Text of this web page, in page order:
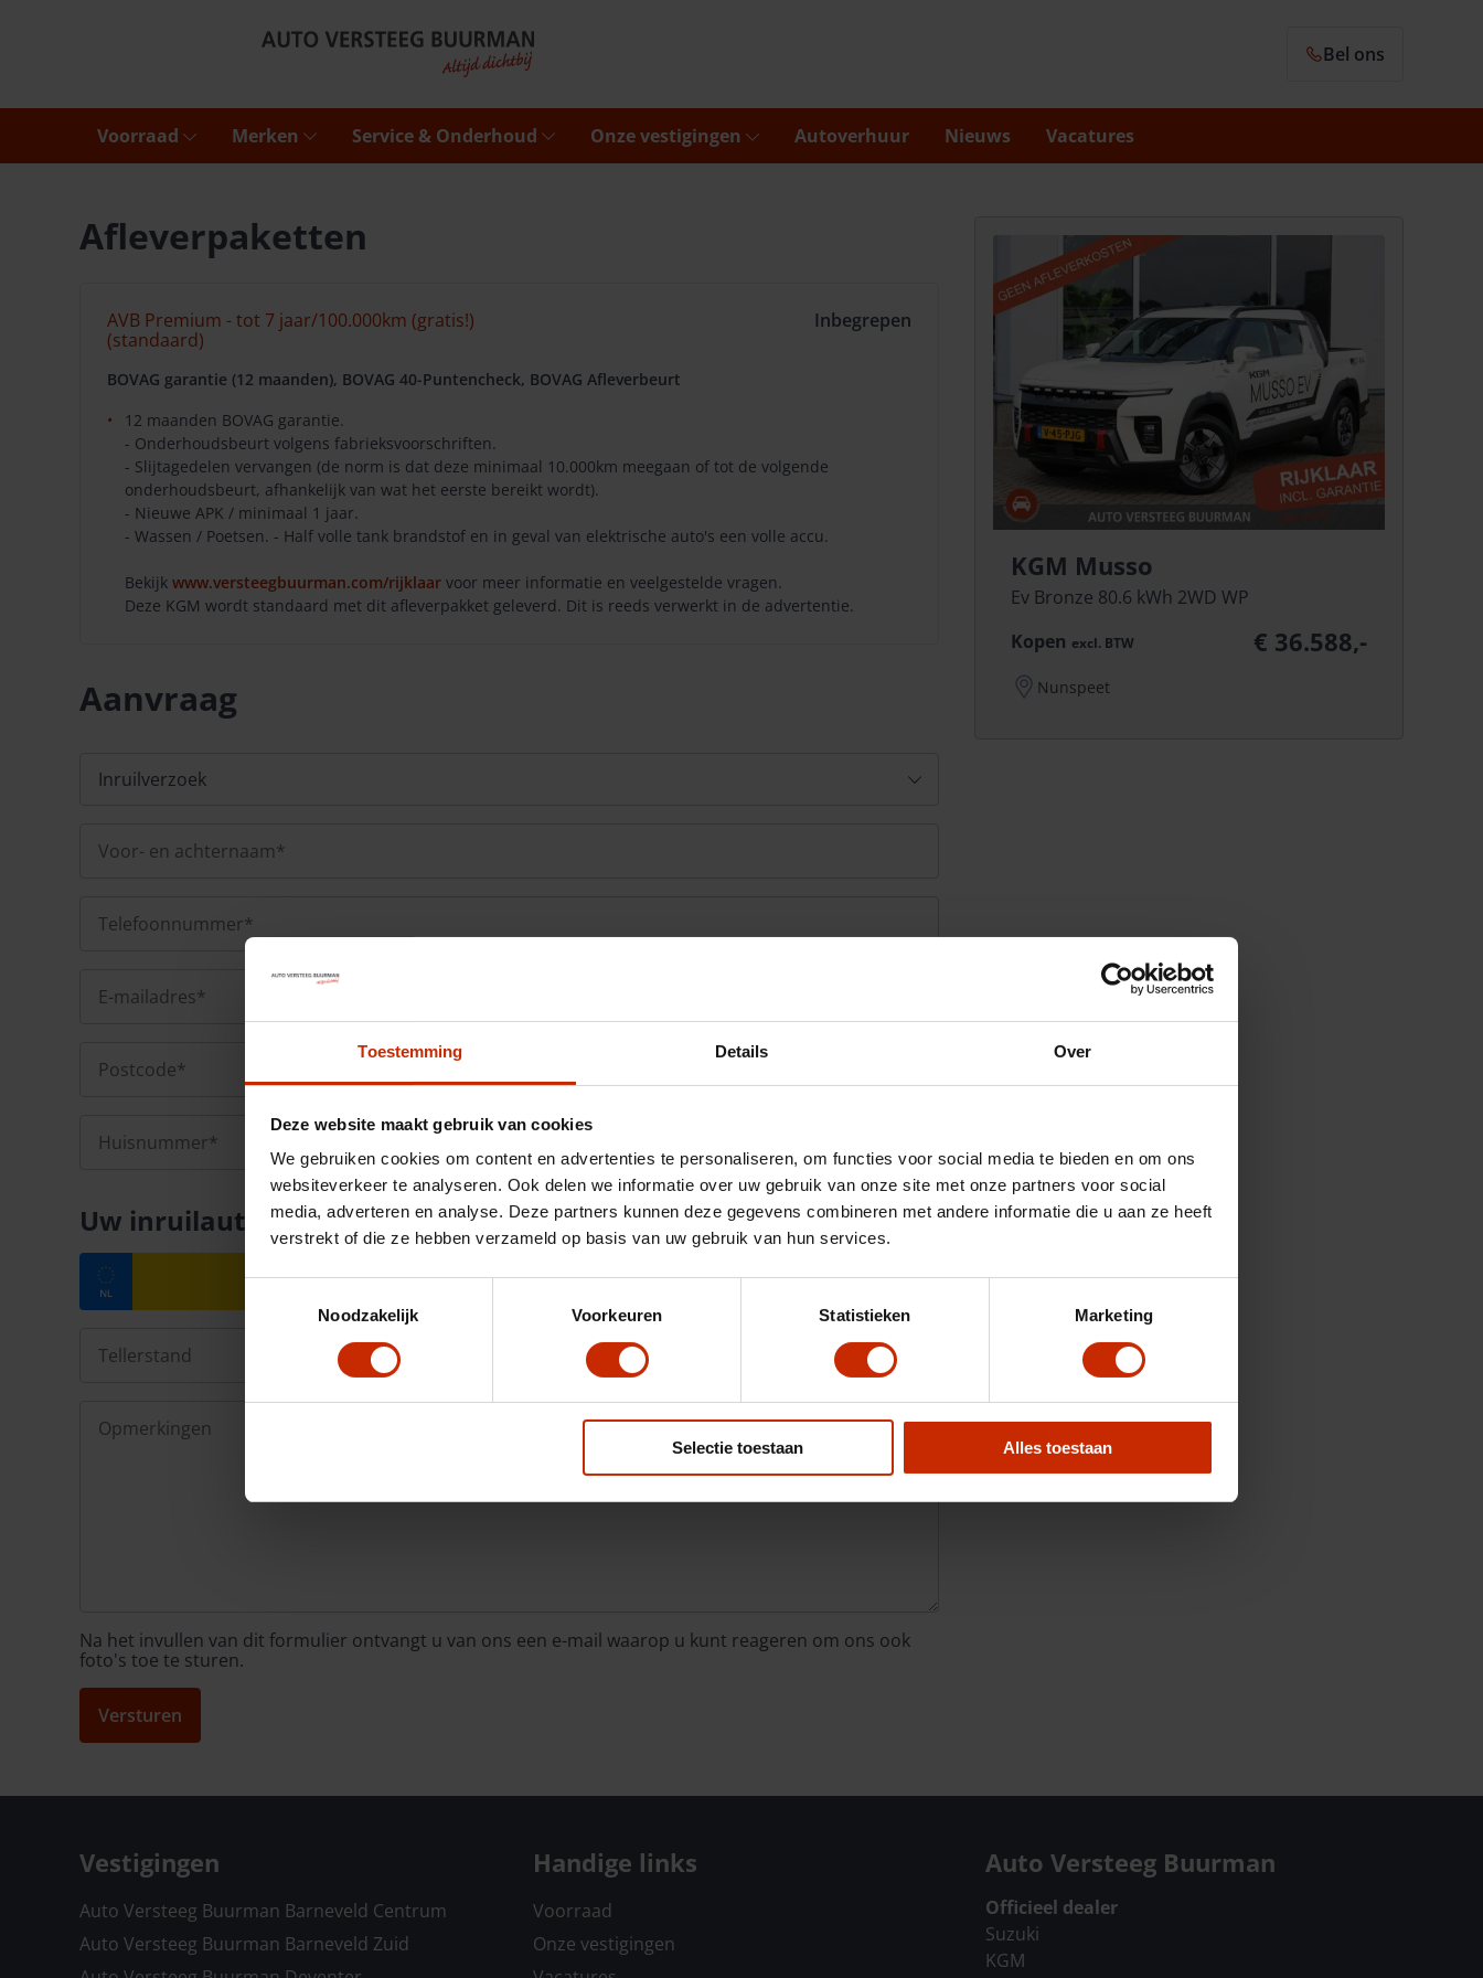
Toestemming Details Over
Deze website maakt gebruik van cookies
We gebruiken cookies om content en advertenties te personaliseren, om functies voor social media te bieden en om ons
websiteverkeer te analyseren. Ook delen we informatie over uw gebruik van onze site met onze partners voor social
media, adverteren en analyse. Deze partners kunnen deze gegevens combineren met andere informatie die u aan ze heeft
verstrekt of die ze hebben verzameld op basis van uw gebruik van hun services.
Noodzakelijk
Voorkeuren Statistieken Marketing
Selectie toestaan Alles toestaan
Bel ons
Voorraad Merken Service & Onderhoud Onze vestigingen Autoverhuur Nieuws Vacatures
Afleverpaketten
AVB Premium - tot 7 jaar/100.000km (gratis!)
(standaard)
Inbegrepen
BOVAG garantie (12 maanden), BOVAG 40-Puntencheck, BOVAG Afleverbeurt
12 maanden BOVAG garantie.
- Onderhoudsbeurt volgens fabrieksvoorschriften.
- Slijtagedelen vervangen (de norm is dat deze minimaal 10.000km meegaan of tot de volgende
onderhoudsbeurt, afhankelijk van wat het eerste bereikt wordt).
- Nieuwe APK / minimaal 1 jaar.
- Wassen / Poetsen. - Half volle tank brandstof en in geval van elektrische auto's een volle accu.
Bekijk www.versteegbuurman.com/rijklaar voor meer informatie en veelgestelde vragen.
Deze KGM wordt standaard met dit afleverpakket geleverd. Dit is reeds verwerkt in de advertentie.
Aanvraag
Uw inruilauto
Na het invullen van dit formulier ontvangt u van ons een e-mail waarop u kunt reageren om ons ook
foto's toe te sturen.
Versturen
KGM Musso
Ev Bronze 80.6 kWh 2WD WP
Kopen excl.BTW € 36.588,-
Nunspeet
Vestigingen
Auto Versteeg Buurman Barneveld Centrum
Auto Versteeg Buurman Barneveld Zuid
Handige links
Voorraad
Onze vestigingen
Auto Versteeg Buurman
Officieel dealer
Suzuki
KGM